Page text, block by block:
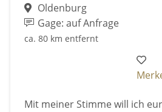
Oldenburg
Gage: auf Anfrage
ca. 80 km entfernt
Mit meiner Stimme will ich